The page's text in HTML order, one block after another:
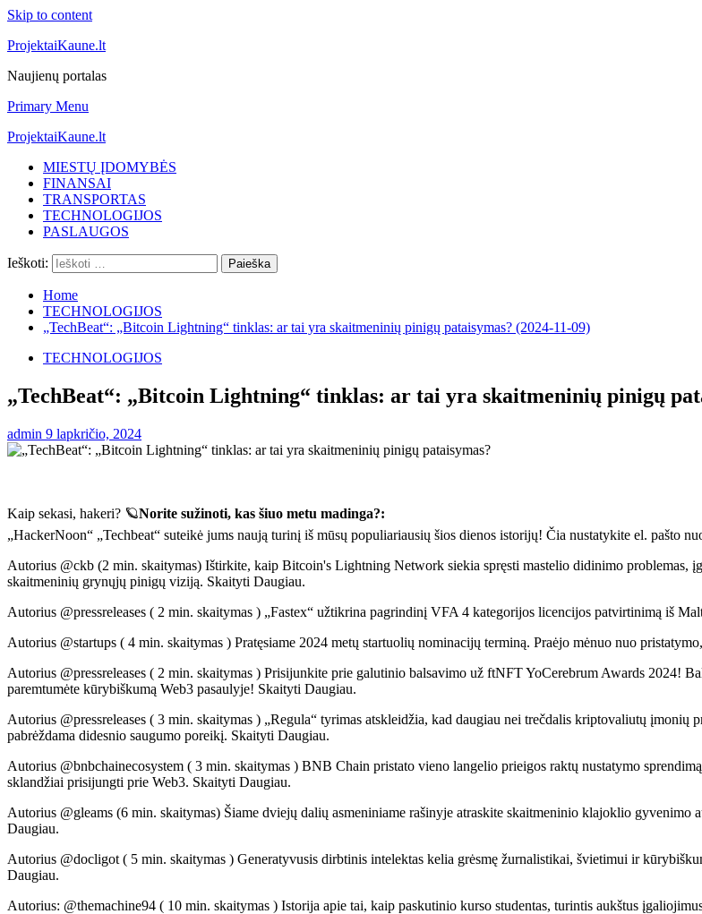
Skip to content
ProjektaiKaune.lt
Naujienų portalas
Primary Menu
ProjektaiKaune.lt
MIESTŲ ĮDOMYBĖS
FINANSAI
TRANSPORTAS
TECHNOLOGIJOS
PASLAUGOS
Ieškoti:
Home
TECHNOLOGIJOS
„TechBeat“: „Bitcoin Lightning“ tinklas: ar tai yra skaitmeninių pinigų pataisymas? (2024-11-09)
TECHNOLOGIJOS
„TechBeat“: „Bitcoin Lightning“ tinklas: ar tai yra skaitmeninių pinigų
admin 9 lapkričio, 2024
Kaip sekasi, hakeri? 🪐Norite sužinoti, kas šiuo metu madinga?:
„HackerNoon“ „Techbeat“ suteikė jums naują turinį iš mūsų populiariausių šios dienos istorijų! Čia nustatykite el. pašto
Autorius @ckb (2 min. skaitymas) Ištirkite, kaip Bitcoin's Lightning Network siekia spręsti mastelio didinimo problemas,
skaitmeninių grynųjų pinigų viziją. Skaityti Daugiau.
Autorius @pressreleases ( 2 min. skaitymas ) „Fastex“ užtikrina pagrindinį VFA 4 kategorijos licencijos patvirtinimą iš
Autorius @startups ( 4 min. skaitymas ) Pratęsiame 2024 metų startuolių nominacijų terminą. Praėjo mėnuo nuo
Autorius @pressreleases ( 2 min. skaitymas ) Prisijunkite prie galutinio balsavimo už ftNFT YoCerebrum Awards 2024!
paremtumėte kūrybiškumą Web3 pasaulyje! Skaityti Daugiau.
Autorius @pressreleases ( 3 min. skaitymas ) „Regula“ tyrimas atskleidžia, kad daugiau nei trečdalis kriptovaliutų
pabrėždama didesnio saugumo poreikį. Skaityti Daugiau.
Autorius @bnbchainecosystem ( 3 min. skaitymas ) BNB Chain pristato vieno langelio prieigos raktų nustatymo
sklandžiai prisijungti prie Web3. Skaityti Daugiau.
Autorius @gleams (6 min. skaitymas) Šiame dviejų dalių asmeniniame rašinyje atraskite skaitmeninio klajoklio gyvenimo
Daugiau.
Autorius @docligot ( 5 min. skaitymas ) Generatyvusis dirbtinis intelektas kelia grėsmę žurnalistikai, švietimui ir
Daugiau.
Autorius: @themachine94 ( 10 min. skaitymas ) Istorija apie tai, kaip paskutinio kurso studentas, turintis aukštus